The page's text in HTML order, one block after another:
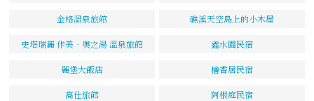
金格溫泉旅館 礁溪天空島上的小木屋
史塔瑞麗 佧美‧奧之湯 溫泉旅館 鑫水園民宿
麗堡大飯店 檜香居民宿
高仕旅館 阿根庭民宿